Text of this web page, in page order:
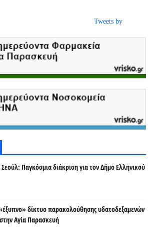
Tweets by
Παγκόσμια διάκριση για τον Δήμο Ελληνικού
δίκτυο παρακολούθησης υδατοδεξαμενών
Αγία Παρασκευή